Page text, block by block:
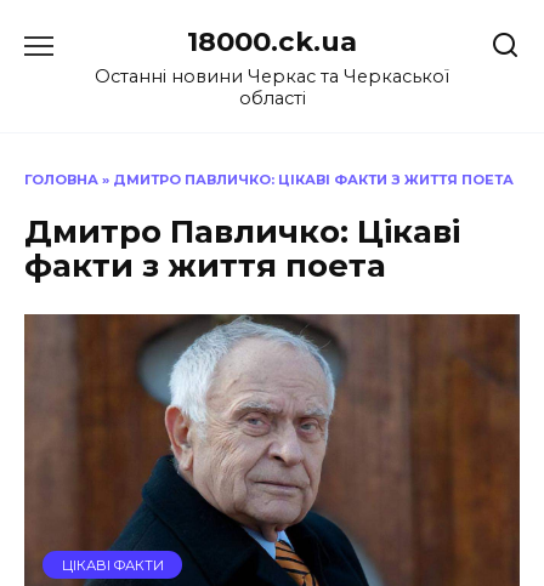
до
18000.ck.ua
Останні новини Черкас та Черкаської
області
ГОЛОВНА » ДМИТРО ПАВЛИЧКО: ЦІКАВІ ФАКТИ З ЖИТТЯ ПОЕТА
Дмитро Павличко: Цікаві
факти з життя поета
ЦІКАВІ ФАКТИ